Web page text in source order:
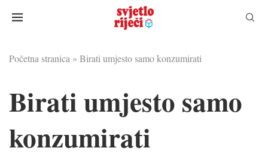
Početna stranica » Birati umjesto samo konzumirati
Birati umjesto samo
konzumirati